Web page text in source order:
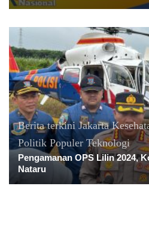
Berita terkini Jakarta
Politik Populer Teknologi
Pengamanan OPS Lilin 2024,
Nataru